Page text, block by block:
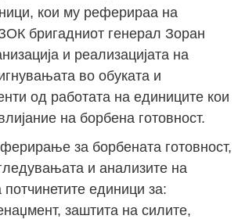
кои му реферираа на
бригадниот генерал Зоран
и реализацијата на
во обуката и
од работата на единиците кои
на борбена готовност.
за борбената готовност,
и анализите на
единици за:
заштита на силите,